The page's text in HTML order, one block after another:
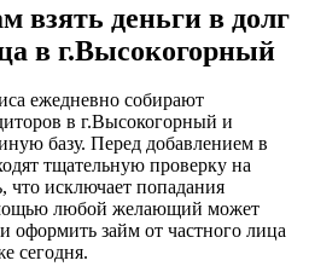
деньги в долг
в г.Высокогорный
ежедневно собирают
в г.Высокогорный и
базу. Перед добавлением в
тщательную проверку на
что исключает попадания
любой желающий может
оформить займ от частного лица
сегодня.